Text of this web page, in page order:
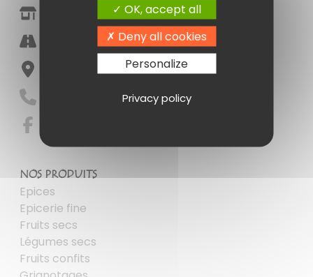
Epicerie Fine Amandine Poitiers
Halle Marché Notre Dame
NOS PRODUITS
Epices
Epicerie fine
Fruits secs
Légumes secs
Fruits confits
OK, accept all
Deny all cookies
Personalize
Privacy policy